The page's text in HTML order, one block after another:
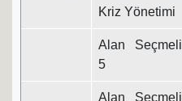
Kriz Yönetimi
Alan Seçmeli
5
Alan Seçmeli